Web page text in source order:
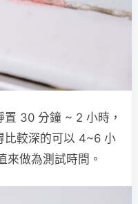
30 分鐘 ~ 2 小時，
比較深的可以 4~6 小
來做為測試時間。